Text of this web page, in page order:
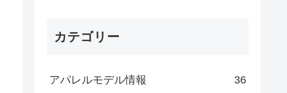
カテゴリー
アパレルモデル情報 36